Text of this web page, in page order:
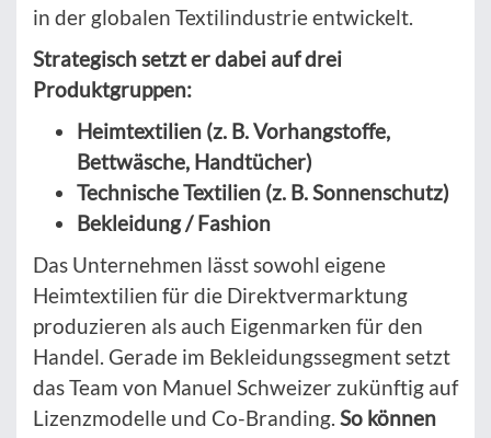
in der globalen Textilindustrie entwickelt.
Strategisch setzt er dabei auf drei
Produktgruppen:
Heimtextilien (z. B. Vorhangstoffe,
Bettwäsche, Handtücher)
Technische Textilien (z. B. Sonnenschutz)
Bekleidung / Fashion
Das Unternehmen lässt sowohl eigene
Heimtextilien für die Direktvermarktung
produzieren als auch Eigenmarken für den
Handel. Gerade im Bekleidungssegment setzt
das Team von Manuel Schweizer zukünftig auf
Lizenzmodelle und Co-Branding. So können